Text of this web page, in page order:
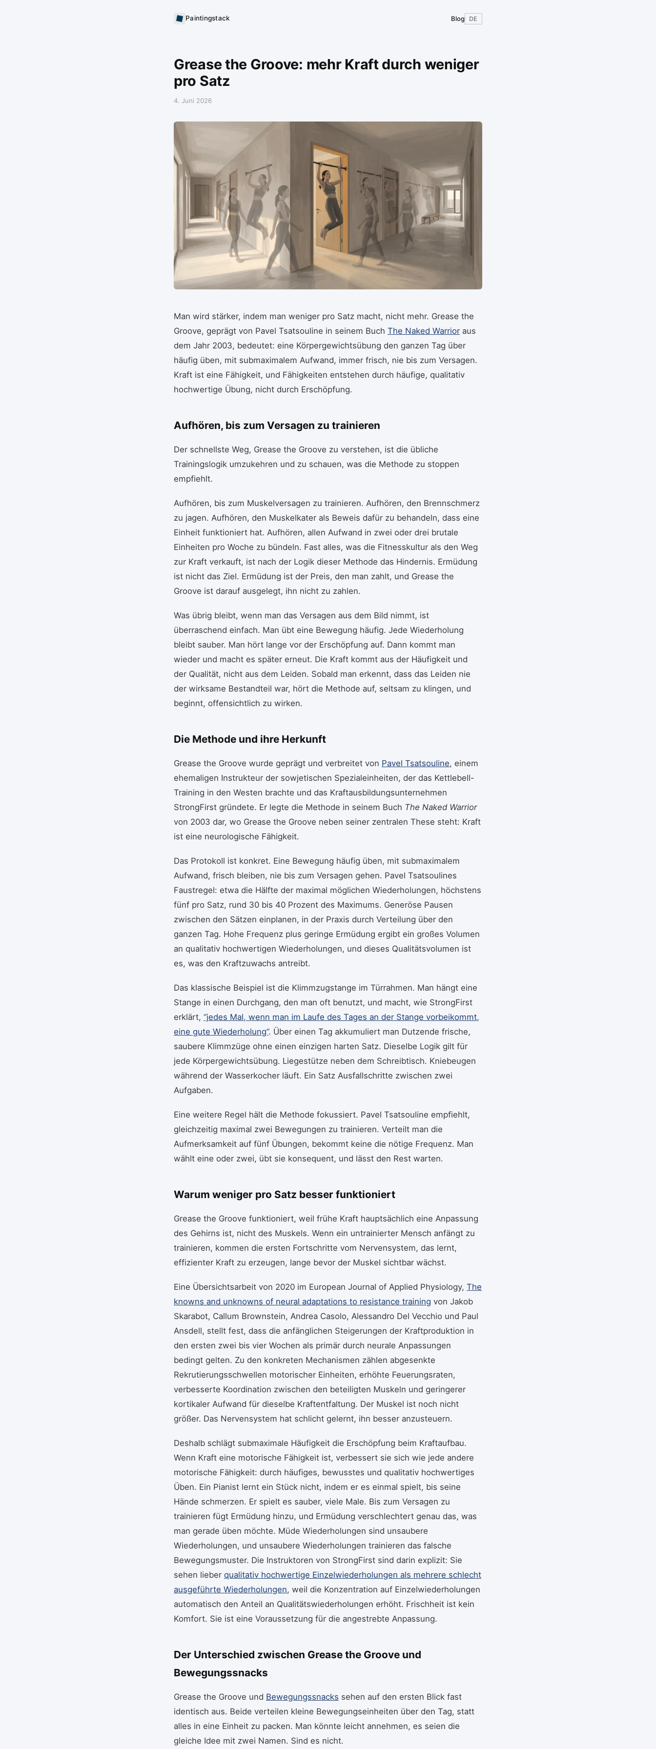
Paintingstack Blog DE
Grease the Groove: mehr Kraft durch weniger
pro Satz
4. Juni 2026
Man wird stärker, indem man weniger pro Satz macht, nicht mehr. Grease the
Groove, geprägt von Pavel Tsatsouline in seinem Buch The Naked Warrior aus
dem Jahr 2003, bedeutet: eine Körpergewichtsübung den ganzen Tag über
häufig üben, mit submaximalem Aufwand, immer frisch, nie bis zum Versagen.
Kraft ist eine Fähigkeit, und Fähigkeiten entstehen durch häufige, qualitativ
hochwertige Übung, nicht durch Erschöpfung.
Aufhören, bis zum Versagen zu trainieren
Der schnellste Weg, Grease the Groove zu verstehen, ist die übliche
Trainingslogik umzukehren und zu schauen, was die Methode zu stoppen
empfiehlt.
Aufhören, bis zum Muskelversagen zu trainieren. Aufhören, den Brennschmerz
zu jagen. Aufhören, den Muskelkater als Beweis dafür zu behandeln, dass eine
Einheit funktioniert hat. Aufhören, allen Aufwand in zwei oder drei brutale
Einheiten pro Woche zu bündeln. Fast alles, was die Fitnesskultur als den Weg
zur Kraft verkauft, ist nach der Logik dieser Methode das Hindernis. Ermüdung
ist nicht das Ziel. Ermüdung ist der Preis, den man zahlt, und Grease the
Groove ist darauf ausgelegt, ihn nicht zu zahlen.
Was übrig bleibt, wenn man das Versagen aus dem Bild nimmt, ist
überraschend einfach. Man übt eine Bewegung häufig. Jede Wiederholung
bleibt sauber. Man hört lange vor der Erschöpfung auf. Dann kommt man
wieder und macht es später erneut. Die Kraft kommt aus der Häufigkeit und
der Qualität, nicht aus dem Leiden. Sobald man erkennt, dass das Leiden nie
der wirksame Bestandteil war, hört die Methode auf, seltsam zu klingen, und
beginnt, offensichtlich zu wirken.
Die Methode und ihre Herkunft
Grease the Groove wurde geprägt und verbreitet von Pavel Tsatsouline, einem
ehemaligen Instrukteur der sowjetischen Spezialeinheiten, der das Kettlebell-
Training in den Westen brachte und das Kraftausbildungsunternehmen
StrongFirst gründete. Er legte die Methode in seinem Buch The Naked Warrior
von 2003 dar, wo Grease the Groove neben seiner zentralen These steht: Kraft
ist eine neurologische Fähigkeit.
Das Protokoll ist konkret. Eine Bewegung häufig üben, mit submaximalem
Aufwand, frisch bleiben, nie bis zum Versagen gehen. Pavel Tsatsoulines
Faustregel: etwa die Hälfte der maximal möglichen Wiederholungen, höchstens
fünf pro Satz, rund 30 bis 40 Prozent des Maximums. Generöse Pausen
zwischen den Sätzen einplanen, in der Praxis durch Verteilung über den
ganzen Tag. Hohe Frequenz plus geringe Ermüdung ergibt ein großes Volumen
an qualitativ hochwertigen Wiederholungen, und dieses Qualitätsvolumen ist
es, was den Kraftzuwachs antreibt.
Das klassische Beispiel ist die Klimmzugstange im Türrahmen. Man hängt eine
Stange in einen Durchgang, den man oft benutzt, und macht, wie StrongFirst
erklärt, “jedes Mal, wenn man im Laufe des Tages an der Stange vorbeikommt,
eine gute Wiederholung”. Über einen Tag akkumuliert man Dutzende frische,
saubere Klimmzüge ohne einen einzigen harten Satz. Dieselbe Logik gilt für
jede Körpergewichtsübung. Liegestütze neben dem Schreibtisch. Kniebeugen
während der Wasserkocher läuft. Ein Satz Ausfallschritte zwischen zwei
Aufgaben.
Eine weitere Regel hält die Methode fokussiert. Pavel Tsatsouline empfiehlt,
gleichzeitig maximal zwei Bewegungen zu trainieren. Verteilt man die
Aufmerksamkeit auf fünf Übungen, bekommt keine die nötige Frequenz. Man
wählt eine oder zwei, übt sie konsequent, und lässt den Rest warten.
Warum weniger pro Satz besser funktioniert
Grease the Groove funktioniert, weil frühe Kraft hauptsächlich eine Anpassung
des Gehirns ist, nicht des Muskels. Wenn ein untrainierter Mensch anfängt zu
trainieren, kommen die ersten Fortschritte vom Nervensystem, das lernt,
effizienter Kraft zu erzeugen, lange bevor der Muskel sichtbar wächst.
Eine Übersichtsarbeit von 2020 im European Journal of Applied Physiology, The
knowns and unknowns of neural adaptations to resistance training von Jakob
Skarabot, Callum Brownstein, Andrea Casolo, Alessandro Del Vecchio und Paul
Ansdell, stellt fest, dass die anfänglichen Steigerungen der Kraftproduktion in
den ersten zwei bis vier Wochen als primär durch neurale Anpassungen
bedingt gelten. Zu den konkreten Mechanismen zählen abgesenkte
Rekrutierungsschwellen motorischer Einheiten, erhöhte Feuerungsraten,
verbesserte Koordination zwischen den beteiligten Muskeln und geringerer
kortikaler Aufwand für dieselbe Kraftentfaltung. Der Muskel ist noch nicht
größer. Das Nervensystem hat schlicht gelernt, ihn besser anzusteuern.
Deshalb schlägt submaximale Häufigkeit die Erschöpfung beim Kraftaufbau.
Wenn Kraft eine motorische Fähigkeit ist, verbessert sie sich wie jede andere
motorische Fähigkeit: durch häufiges, bewusstes und qualitativ hochwertiges
Üben. Ein Pianist lernt ein Stück nicht, indem er es einmal spielt, bis seine
Hände schmerzen. Er spielt es sauber, viele Male. Bis zum Versagen zu
trainieren fügt Ermüdung hinzu, und Ermüdung verschlechtert genau das, was
man gerade üben möchte. Müde Wiederholungen sind unsaubere
Wiederholungen, und unsaubere Wiederholungen trainieren das falsche
Bewegungsmuster. Die Instruktoren von StrongFirst sind darin explizit: Sie
sehen lieber qualitativ hochwertige Einzelwiederholungen als mehrere schlecht
ausgeführte Wiederholungen, weil die Konzentration auf Einzelwiederholungen
automatisch den Anteil an Qualitätswiederholungen erhöht. Frischheit ist kein
Komfort. Sie ist eine Voraussetzung für die angestrebte Anpassung.
Der Unterschied zwischen Grease the Groove und
Bewegungssnacks
Grease the Groove und Bewegungssnacks sehen auf den ersten Blick fast
identisch aus. Beide verteilen kleine Bewegungseinheiten über den Tag, statt
alles in eine Einheit zu packen. Man könnte leicht annehmen, es seien die
gleiche Idee mit zwei Namen. Sind es nicht.